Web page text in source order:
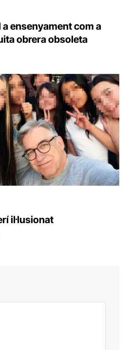
a ensenyament com a
obrera obsoleta
il·lusionat